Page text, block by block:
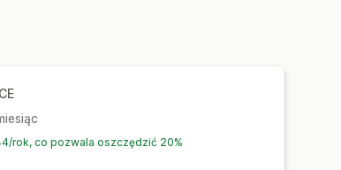
rok, co pozwala oszczędzić 20%